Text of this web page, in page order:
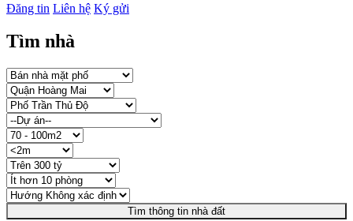
Đăng tin Liên hệ Ký gửi
Tìm nhà
Tìm thông tin nhà đất